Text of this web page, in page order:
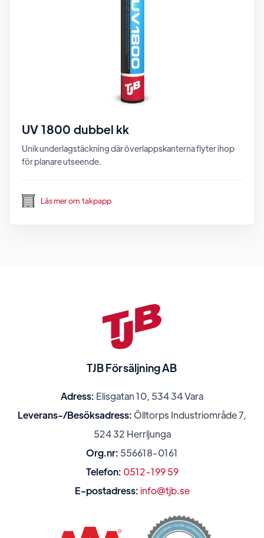
UV 1800 dubbel kk
Unik underlagstäckning där överlappskanterna flyter ihop
för planare utseende.
Läs mer om takpapp
TJB Försäljning AB
Adress: Elisgatan 10, 534 34 Vara
Leverans-/Besöksadress: Ölltorps Industriområde 7,
524 32 Herrljunga
Org.nr: 556618-0161
Telefon: 0512-199 59
E-postadress: info@tjb.se